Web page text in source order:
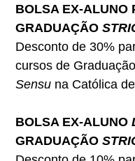
BOLSA EX-ALUNO
GRADUAÇÃO
Desconto de 30%
cursos de
Sensu na Católica
BOLSA EX-ALUNO
GRADUAÇÃO